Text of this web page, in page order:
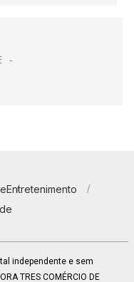
Entretenimento
independente e sem
TRES COMÉRCIO DE